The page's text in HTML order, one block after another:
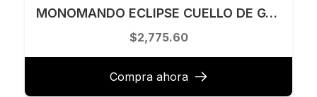
MONOMANDO ECLIPSE CUELLO DE GANSO BRONZE ECLIPSEA63BZ
$2,775.60
Compra ahora